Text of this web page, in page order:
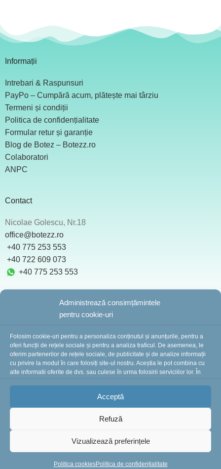
Administrează consimțămintele
pentru cookie-uri
Folosim cookie-uri pentru a personaliza conținutul și anunțurile, pentru a
oferi funcții de rețele sociale și pentru a analiza traficul. De asemenea, le
oferim partenerilor de rețele sociale, de publicitate și de analize informații
cu privire la modul în care folosiți site-ul nostru. Aceștia le pot combina cu
alte informații oferite de dvs. sau culese în urma folosirii serviciilor lor. În
Acceptă
Refuză
Vizualizează preferințele
Politica cookiesPolitica de confidențialitate
Informații
Intrebari & Raspunsuri
PayPo – Cumpără acum, plătește mai târziu
Termeni și condiții
Politica de confidențialitate
Formular retur și garanție
Blog de Botez – Botezz.ro
Colaboratori
ANPC
Contact
Nicolae Golescu, Nr.18
office@botezz.ro
+40 775 253 553
‪ +40 722 609 073
+40 775 253 553
În perioada 10-16 august suntem în concediu.
procesate și expediate începând cu 18 august.
mulțumim pentru înțelegere și vă așteptăm cu drag!
Andreea
219lei
OPȚIUNEA